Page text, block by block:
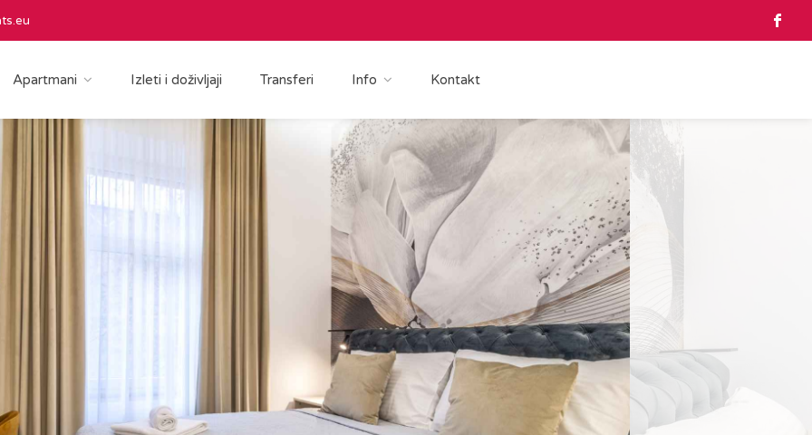
Apartmani Izleti i doživljaji Transferi Info Kontakt